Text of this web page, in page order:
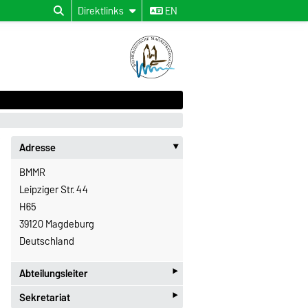
Direktlinks EN
Adresse ‣
BMMR
Leipziger Str. 44
H65
39120 Magdeburg
Deutschland
Abteilungsleiter
‣
Prof. Oliver Speck
Sekretariat ‣